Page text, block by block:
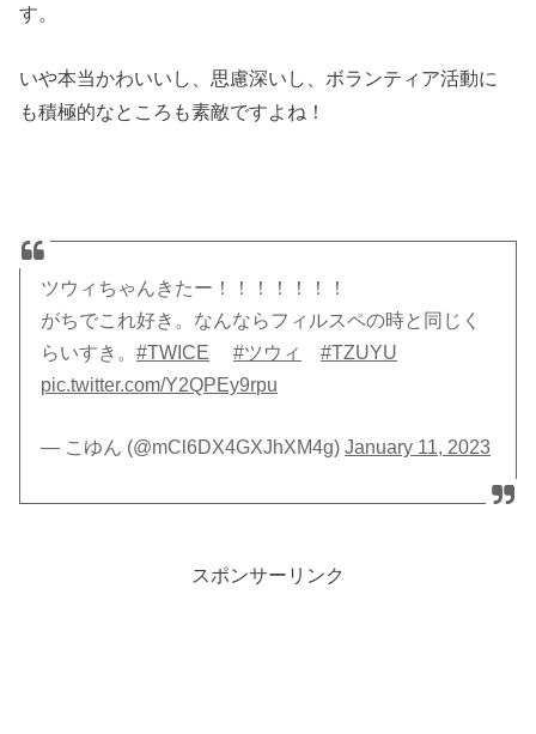
す。
いや本当かわいいし、思慮深いし、ボランティア活動に
も積極的なところも素敵ですよね！
ツウィちゃんきたー！！！！！！！
がちでこれ好き。なんならフィルスペの時と同じく
らいすき。#TWICE #ツウィ
#TZUYU
pic.twitter.com/Y2QPEy9rpu
— こゆん (@mCl6DX4GXJhXM4g)January 11, 2023
スポンサーリンク